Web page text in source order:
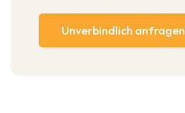
Unverbindlich anfragen